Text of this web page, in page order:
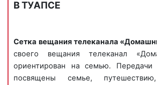
создании рекламного ролика,
Сколько стоит реклама на
в Туапсе?
Иран;
Кипр;
Монголия;
Норвегия;
США;
В ТУАПСЕ
Сетка вещания телеканала
своего вещания телеканал
ориентирован на семью. Передачи
посвящены семье,